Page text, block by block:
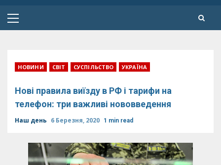
Primary
НОВИНИ СВІТ СУСПІЛЬСТВО УКРАЇНА
Нові правила виїзду в РФ і тарифи на
телефон: три важливі нововведення
Наш день 6 Березня, 2020 1 min read